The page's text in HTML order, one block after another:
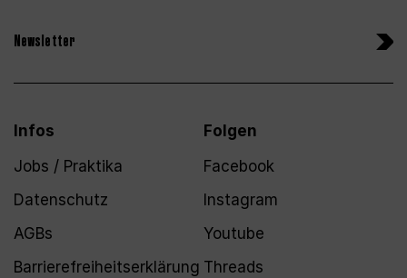
Newsletter
Infos
Jobs / Praktika
Datenschutz
AGBs
Barrierefreiheitserklärung
Folgen
Facebook
Instagram
Youtube
Threads